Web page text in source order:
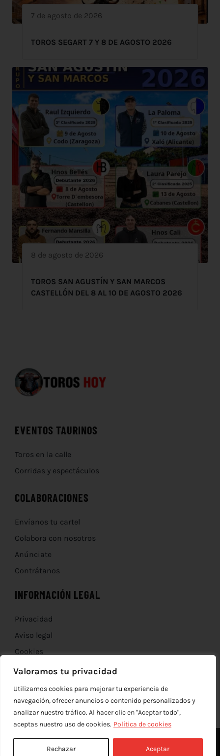
Valoramos tu privacidad
Utilizamos cookies para mejorar tu experiencia de
navegación, ofrecer anuncios o contenido personalizados y
analizar nuestro tráfico. Al hacer clic en "Aceptar todo",
aceptas nuestro uso de cookies. Política de cookies
Rechazar Aceptar
7 de agosto de 2026
TOROS SEGART 7 Y 8 DE AGOSTO 2026
8 de agosto de 2026
TOROS SAN AGUSTÍN Y SAN MARCOS
CASTELLÓN DEL 8 AL 10 DE AGOSTO 2026
EVENTOS TAURINOS
Toros en la calle
Corridas y espectáculos
COLABORACIONES
Envíanos tu cartel
Colabora con nosotros
Anúnciate
Contrátanos
INFORMACIÓN LEGAL
Privacidad
Aviso legal
Cookies
Devoluciones
© Copyright 2012 - 2026 | | Todos los derechos reservados